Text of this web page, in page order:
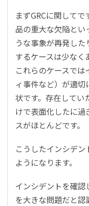
まずGRCに関して
品の重大な欠陥と
うな事象が再発し
するケースは少な
これらのケースで
ィ事件など）が適
状です。存在してい
けで表面化したに
スがほとんどです。
こうしたインシデ
ようになります。
インシデントを確
を大きな問題だと